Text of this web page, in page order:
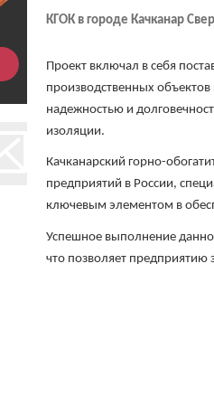
КГОК в городе Качканар
Проект включал в себя
производственных
надежностью и
изоляции.
Качканарский горно-
предприятий в России,
ключевым элементом в
Успешное выполнение
что позволяет предприятию